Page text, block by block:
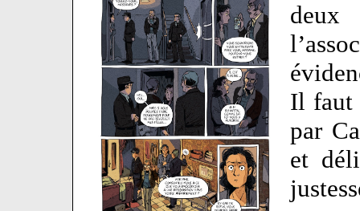
Il faut
par
et